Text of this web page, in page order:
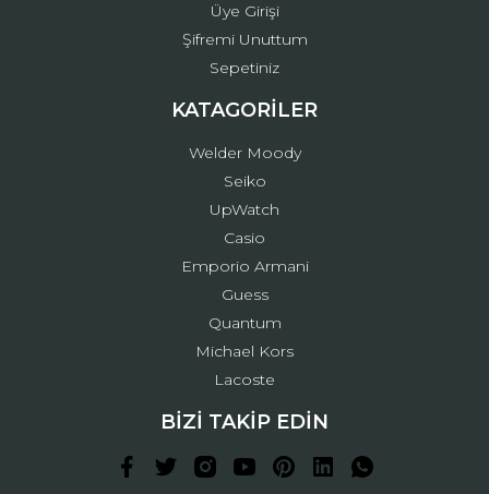
Üye Girişi
Şifremi Unuttum
Sepetiniz
KATAGORİLER
Welder Moody
Seiko
UpWatch
Casio
Emporio Armani
Guess
Quantum
Michael Kors
Lacoste
BİZİ TAKİP EDİN